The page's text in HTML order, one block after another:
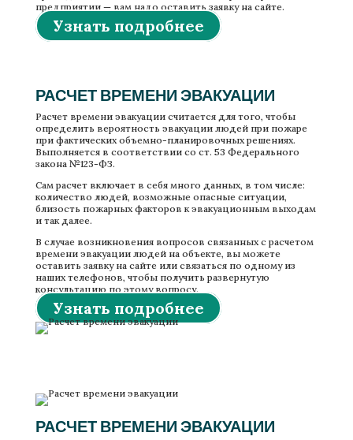
предприятии — вам надо оставить заявку на сайте.
Узнать подробнее
РАСЧЕТ ВРЕМЕНИ ЭВАКУАЦИИ
Расчет времени эвакуации считается для того, чтобы
определить вероятность эвакуации людей при пожаре
при фактических объемно-планировочных решениях.
Выполняется в соответствии со ст. 53 Федерального
закона №123-ФЗ.
Сам расчет включает в себя много данных, в том числе:
количество людей, возможные опасные ситуации,
близость пожарных факторов к эвакуационным выходам
и так далее.
В случае возникновения вопросов связанных с расчетом
времени эвакуации людей на объекте, вы можете
оставить заявку на сайте или связаться по одному из
наших телефонов, чтобы получить развернутую
консультацию по этому вопросу.
Узнать подробнее
РАСЧЕТ ВРЕМЕНИ ЭВАКУАЦИИ